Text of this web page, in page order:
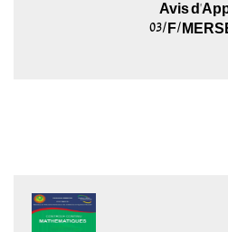
Avis
03/F/